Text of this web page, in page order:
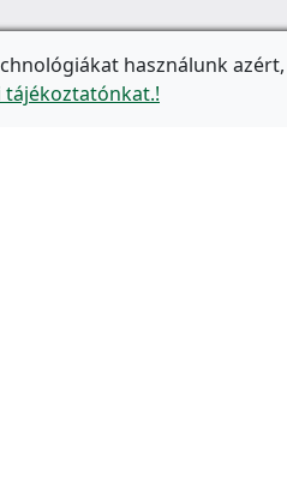
használunk
tájékoztatónkat.!